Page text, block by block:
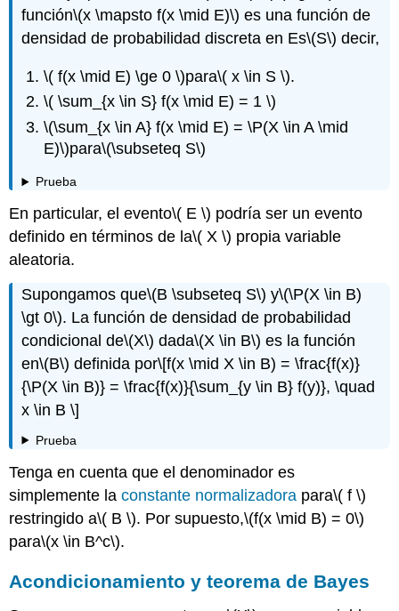
función\(x \mapsto f(x \mid E)\) es una función de
densidad de probabilidad discreta en Es\(S\) decir,
\( f(x \mid E) \ge 0 \)para\( x \in S \).
\( \sum_{x \in S} f(x \mid E) = 1 \)
\(\sum_{x \in A} f(x \mid E) = \P(X \in A \mid
E)\)para\(\subseteq S\)
Prueba
En particular, el evento\( E \) podría ser un evento
definido en términos de la\( X \) propia variable
aleatoria.
Supongamos que\(B \subseteq S\) y\(\P(X \in B)
\gt 0\). La función de densidad de probabilidad
condicional de\(X\) dada\(X \in B\) es la función
en\(B\) definida por\[f(x \mid X \in B) = \frac{f(x)}
{\P(X \in B)} = \frac{f(x)}{\sum_{y \in B} f(y)}, \quad
x \in B \]
Prueba
Tenga en cuenta que el denominador es
simplemente laconstante normalizadora para\( f \)
restringido a\( B \). Por supuesto,\(f(x \mid B) = 0\)
para\(x \in B^c\).
Acondicionamiento y teorema de Bayes